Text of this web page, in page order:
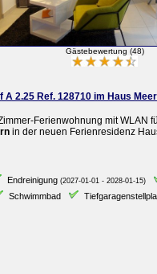
Gästebewertung (48)
Ref. 128710 im Haus
Ferienwohnung mit WLAN für
neuen Ferienresidenz Haus
(2027-01-01 - 2028-01-15)
Tiefgaragenstellplatz